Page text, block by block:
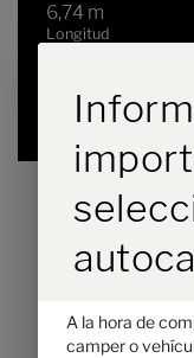
6,74 m
Longitud
A la hora de
camper o